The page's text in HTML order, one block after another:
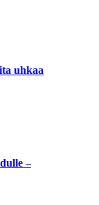
uhkaa
–